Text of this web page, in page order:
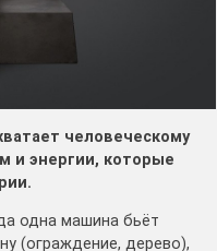
человеческому
и энергии, которые
одна машина бьёт
(ограждение, дерево),